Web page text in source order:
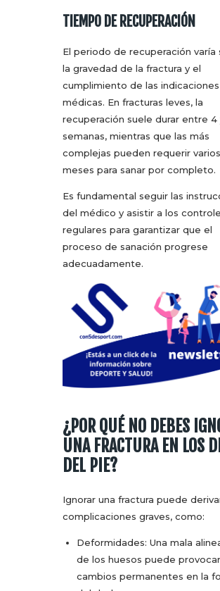
TIEMPO DE RECUPERACIÓN
El periodo de recuperación varía
la gravedad de la fractura y el
cumplimiento de las indicaciones
médicas. En fracturas leves, la
recuperación suele durar entre 4
semanas, mientras que las más
complejas pueden requerir varios
meses para sanar por completo.
Es fundamental seguir las
del médico y asistir a los
regulares para garantizar que el
proceso de sanación progrese
adecuadamente.
¿POR QUÉ NO DEBES
UNA FRACTURA EN LOS
DEL PIE?
Ignorar una fractura puede
complicaciones graves, como:
Deformidades: Una mala
de los huesos puede provocar
cambios permanentes en la